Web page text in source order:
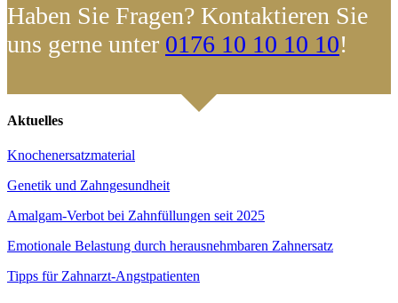
Haben Sie Fragen? Kontaktieren Sie
uns gerne unter 0176 10 10 10 10!
Aktuelles
Knochenersatzmaterial
Genetik und Zahngesundheit
Amalgam-Verbot bei Zahnfüllungen seit 2025
Emotionale Belastung durch herausnehmbaren Zahnersatz
Tipps für Zahnarzt-Angstpatienten